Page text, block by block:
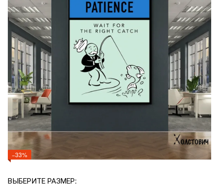
−33%
ВЫБЕРИТЕ РАЗМЕР: